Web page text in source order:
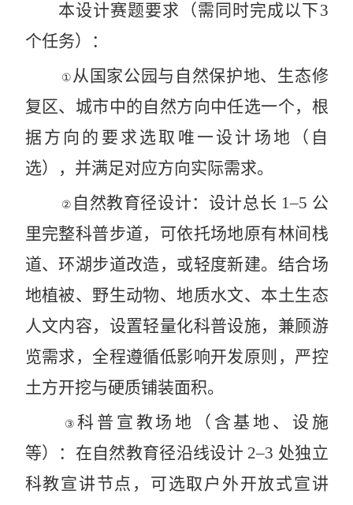
本设计赛题要求（需同时完成以下3
个任务）：
① 从国家公园与自然保护地、生态修
复区、城市中的自然方向中任选一个，根
据方向的要求选取唯一设计场地（自
选），并满足对应方向实际需求。
② 自然教育径设计：设计总长 1–5 公
里完整科普步道，可依托场地原有林间栈
道、环湖步道改造，或轻度新建。结合场
地植被、野生动物、地质水文、本土生态
人文内容，设置轻量化科普设施，兼顾游
览需求，全程遵循低影响开发原则，严控
土方开挖与硬质铺装面积。
③科普宣教场地（含基地、设施
等）：在自然教育径沿线设计 2–3 处独立
科教宣讲节点，可选取户外开放式宣讲